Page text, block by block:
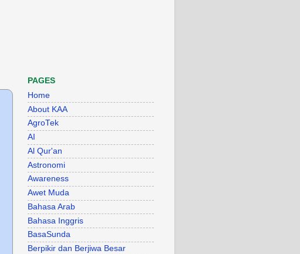
PAGES
Home
About KAA
AgroTek
AI
Al Qur'an
Astronomi
Awareness
Awet Muda
Bahasa Arab
Bahasa Inggris
BasaSunda
Berpikir dan Berjiwa Besar